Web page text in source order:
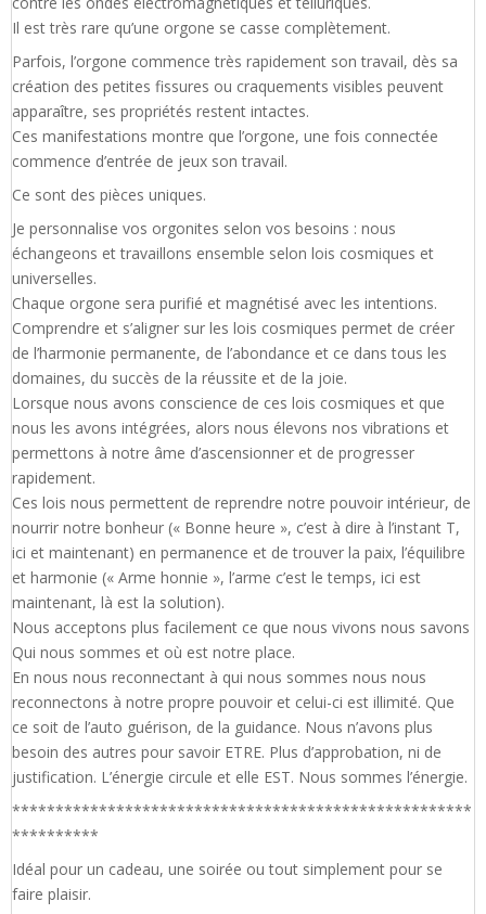
Il est très rare qu’une orgone se casse complètement.
Parfois, l’orgone commence très rapidement son travail, dès sa
création des petites fissures ou craquements visibles peuvent
apparaître, ses propriétés restent intactes.
Ces manifestations montre que l’orgone, une fois connectée
commence d’entrée de jeux son travail.
Ce sont des pièces uniques.
Je personnalise vos orgonites selon vos besoins : nous
échangeons et travaillons ensemble selon lois cosmiques et
universelles.
Chaque orgone sera purifié et magnétisé avec les intentions.
Comprendre et s’aligner sur les lois cosmiques permet de créer
de l’harmonie permanente, de l’abondance et ce dans tous les
domaines, du succès de la réussite et de la joie.
Lorsque nous avons conscience de ces lois cosmiques et que
nous les avons intégrées, alors nous élevons nos vibrations et
permettons à notre âme d’ascensionner et de progresser
rapidement.
Ces lois nous permettent de reprendre notre pouvoir intérieur, de
nourrir notre bonheur (« Bonne heure », c’est à dire à l’instant T,
ici et maintenant) en permanence et de trouver la paix, l’équilibre
et harmonie (« Arme honnie », l’arme c’est le temps, ici est
maintenant, là est la solution).
Nous acceptons plus facilement ce que nous vivons nous savons
Qui nous sommes et où est notre place.
En nous nous reconnectant à qui nous sommes nous nous
reconnectons à notre propre pouvoir et celui-ci est illimité. Que
ce soit de l’auto guérison, de la guidance. Nous n’avons plus
besoin des autres pour savoir ETRE. Plus d’approbation, ni de
justification. L’énergie circule et elle EST. Nous sommes l’énergie.
*****************************************************
**********
Idéal pour un cadeau, une soirée ou tout simplement pour se
faire plaisir.